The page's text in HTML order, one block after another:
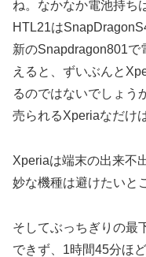
ね。なかなか電池持ち
HTL21は
新のSnapdragon801で
えると、ずいぶんと
るのではないでしょう
売られるXperiaなだけ
Xperiaは端末の出来不
妙な機種は避けたいと
そしてぶっちぎりの最
できず、1時間45分ほ